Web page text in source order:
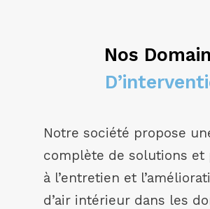
Nos
Notre société propose
complète de solutions et
à l’entretien et
d’air intérieur dans les